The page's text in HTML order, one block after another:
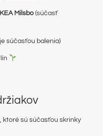
Milsbo(súčasť
súčasťou balenia)
ktoré sú súčasťou skrinky